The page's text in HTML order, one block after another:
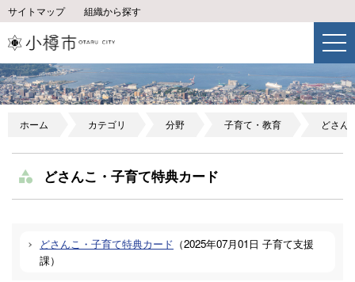
サイトマップ 組織から探す
ホーム カテゴリ 分野 子育て・教育 どさん
どさんこ・子育て特典カード
どさんこ・子育て特典カード （2025年07月01日 子育て支援
課）